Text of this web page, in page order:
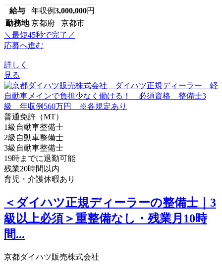
給与 年収例3,000,000円
勤務地 京都府 京都市
＼最短45秒で完了／
応募へ進む
詳しく
見る
普通免許（MT）
1級自動車整備士
2級自動車整備士
3級自動車整備士
19時までに退勤可能
残業20時間以内
育児・介護休暇あり
＜ダイハツ正規ディーラーの整備士｜3
級以上必須＞重整備なし・残業月10時
間...
京都ダイハツ販売株式会社